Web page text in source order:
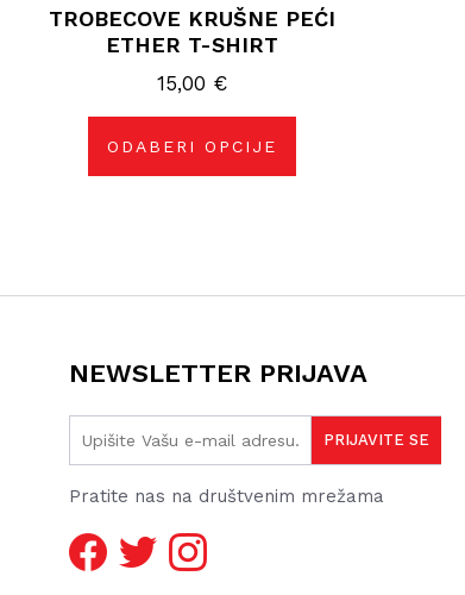
TROBECOVE KRUŠNE PEĆI
ETHER T-SHIRT
15,00 €
ODABERI OPCIJE
ima
varijanti.
se
odabrati
stranici
proizvoda
NEWSLETTER PRIJAVA
Pratite nas na društvenim mrežama